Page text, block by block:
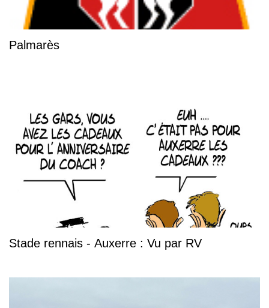
Palmarès
Stade rennais - Auxerre : Vu par RV